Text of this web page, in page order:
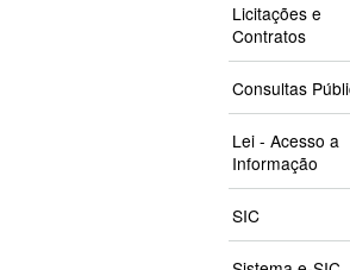
Licitações e
Contratos
Consultas
Lei - Acesso a
Informação
SIC